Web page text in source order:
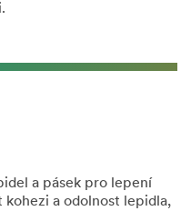
a pásek pro lepení
kohezi a odolnost lepidla,